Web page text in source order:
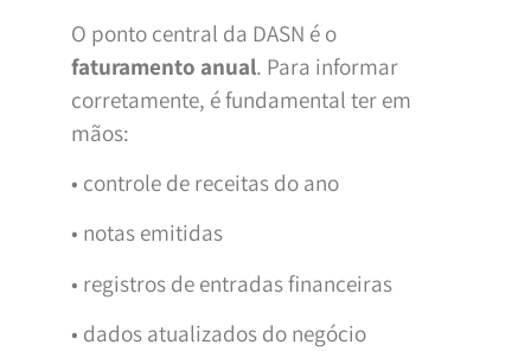
O ponto central da DASN é o
faturamento anual. Para informar
corretamente, é fundamental ter em
mãos:
• controle de receitas do ano
• notas emitidas
• registros de entradas financeiras
• dados atualizados do negócio